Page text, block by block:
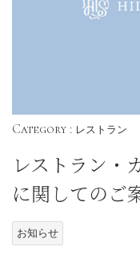
Category : レストラン
レストラン
に関してのご
お知らせ